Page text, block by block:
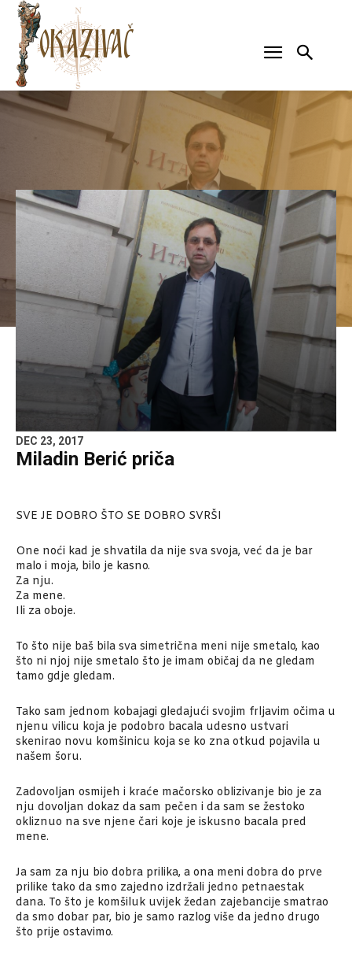
DEC 23, 2017
Miladin Berić priča
SVE JE DOBRO ŠTO SE DOBRO SVRŠI
One noći kad je shvatila da nije sva svoja, već da je bar
malo i moja, bilo je kasno.
Za nju.
Za mene.
Ili za oboje.
To što nije baš bila sva simetrična meni nije smetalo, kao
što ni njoj nije smetalo što je imam običaj da ne gledam
tamo gdje gledam.
Tako sam jednom kobajagi gledajući svojim frljavim očima u
njenu vilicu koja je podobro bacala udesno ustvari
skenirao novu komšinicu koja se ko zna otkud pojavila u
našem šoru.
Zadovoljan osmijeh i kraće mačorsko oblizivanje bio je za
nju dovoljan dokaz da sam pečen i da sam se žestoko
okliznuo na sve njene čari koje je iskusno bacala pred
mene.
Ja sam za nju bio dobra prilika, a ona meni dobra do prve
prilike tako da smo zajedno izdržali jedno petnaestak
dana. To što je komšiluk uvijek žedan zajebancije smatrao
da smo dobar par, bio je samo razlog više da jedno drugo
što prije ostavimo.